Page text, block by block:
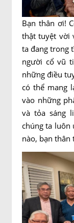
Bạn thân ơi!
thật tuyệt vời
ta đang trong
người cổ vũ
những điều
có thể mang
vào những
và tỏa sáng
chúng ta luôn
nào, bạn thân